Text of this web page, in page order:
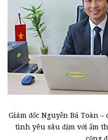
Giám đốc Nguyễn Bá Toàn
tình yêu sâu đậm với ẩm